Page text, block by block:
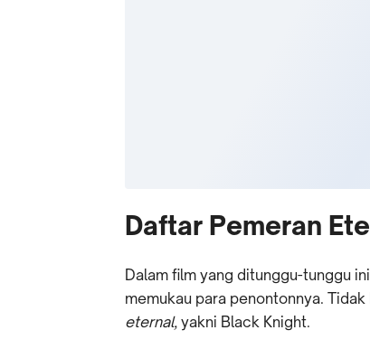
Daftar Pemeran
Dalam film yang ditunggu-tunggu
memukau para penontonnya.
eternal, yakni Black Knight.